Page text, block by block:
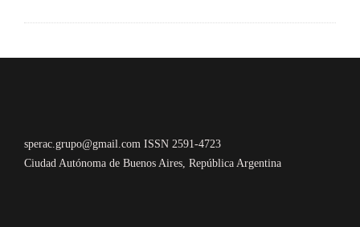
sperac.grupo@gmail.com ISSN 2591-4723
Ciudad Autónoma de Buenos Aires, República Argentina